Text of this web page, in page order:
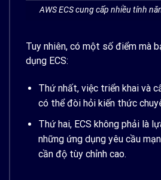
AWS ECS cung cấp nhiều tính
Tuy nhiên, có một số điểm mà
dụng ECS:
Thứ nhất, việc triển khai và
có thể đòi hỏi kiến thức
Thứ hai, ECS không phải là
những ứng dụng yêu cầu
cần độ tùy chỉnh cao.